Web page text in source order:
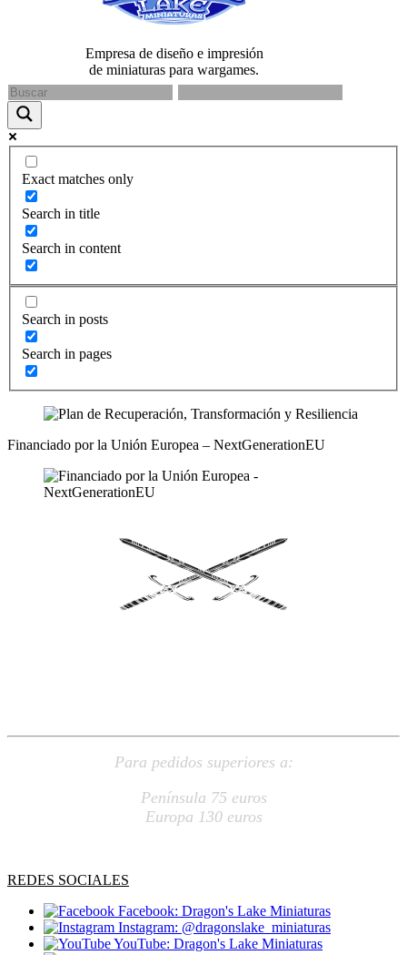
Empresa de diseño e impresión
de miniaturas para wargames.
Exact matches only
Search in title
Search in content
Search in posts
Search in pages
Financiado por la Unión Europea – NextGenerationEU
Para pedidos superiores a:
Península 75 euros
Europa 130 euros
REDES SOCIALES
Facebook: Dragon's Lake Miniaturas
Instagram: @dragonslake_miniaturas
YouTube: Dragon's Lake Miniaturas